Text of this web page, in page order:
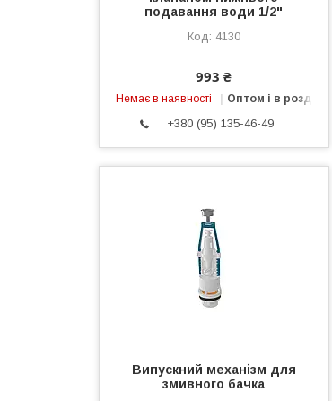
подавання води 1/2"
4130
993 ₴
Немає в наявності Оптом і в роздріб
+380 (95) 135-46-49
Випускний механізм для
змивного бачка